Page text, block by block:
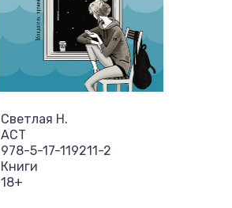
Светлая Н.
АСТ
978-5-17-119211-2
Книги
18+